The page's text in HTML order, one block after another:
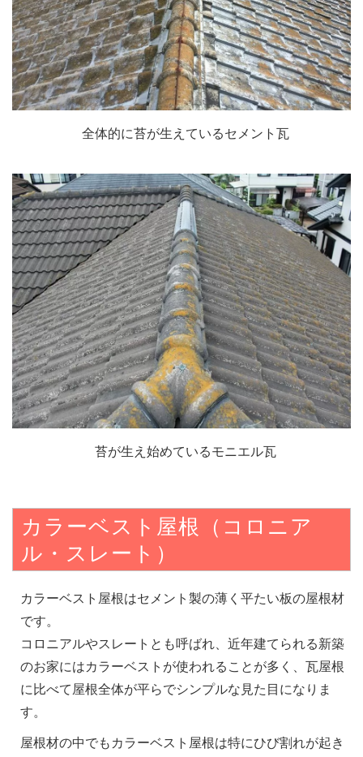
全体的に苔が生えているセメント瓦
苔が生え始めているモニエル瓦
カラーベスト屋根（コロニア
ル・スレート）
カラーベスト屋根はセメント製の薄く平たい板の屋根材
です。
コロニアルやスレートとも呼ばれ、近年建てられる新築
のお家にはカラーベストが使われることが多く、瓦屋根
に比べて屋根全体が平らでシンプルな見た目になりま
す。
屋根材の中でもカラーベスト屋根は特にひび割れが起き